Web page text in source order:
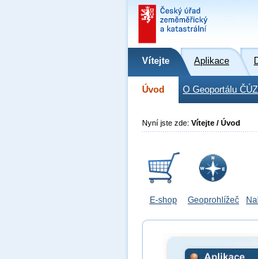
Vítejte Aplikace
Úvod O Geoportálu
Nyní jste zde: Vítejte / Úvod
E-shop Geoprohlížeč